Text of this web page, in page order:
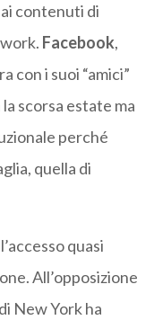
contenuti di
Facebook,
con i suoi “amici”
scorsa estate ma
perché
quella di
quasi
All’opposizione
New York ha